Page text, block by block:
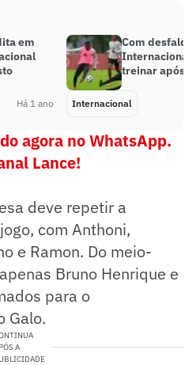
em
Há 1 ano
Com
Internacional
treinar após
Internacional
agora no WhatsApp.
Lance!
deve repetir a
com Anthoni,
e Ramon. Do meio-
Bruno Henrique e
para o
Galo.
A